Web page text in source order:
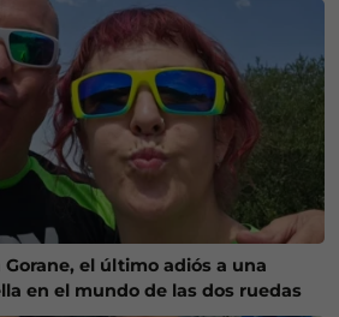
el último adiós a una
en el mundo de las dos ruedas